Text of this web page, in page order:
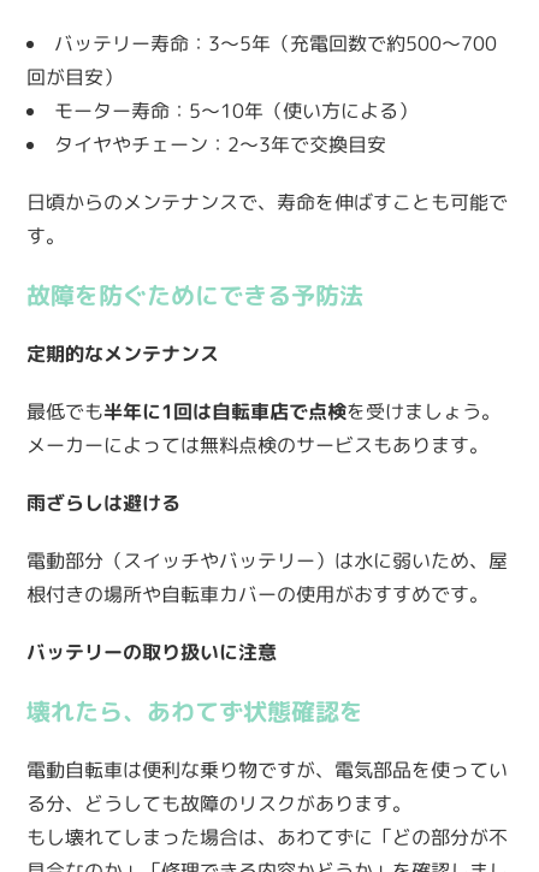
バッテリー寿命：3〜5年（充電回数で約500〜700
回が目安）
モーター寿命：5〜10年（使い方による）
タイヤやチェーン：2〜3年で交換目安
日頃からのメンテナンスで、寿命を伸ばすことも可能で
す。
故障を防ぐためにできる予防法
定期的なメンテナンス
最低でも半年に1回は自転車店で点検を受けましょう。
メーカーによっては無料点検のサービスもあります。
雨ざらしは避ける
電動部分（スイッチやバッテリー）は水に弱いため、屋
根付きの場所や自転車カバーの使用がおすすめです。
バッテリーの取り扱いに注意
壊れたら、あわてず状態確認を
電動自転車は便利な乗り物ですが、電気部品を使ってい
る分、どうしても故障のリスクがあります。
もし壊れてしまった場合は、あわてずに「どの部分が不